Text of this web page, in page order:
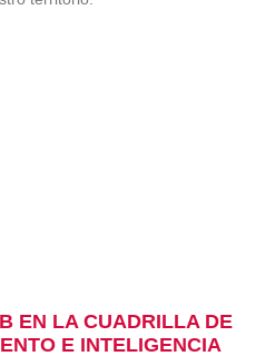
EN LA CUADRILLA DE
E INTELIGENCIA